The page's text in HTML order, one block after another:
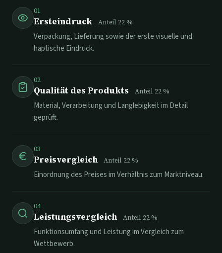
01
Ersteindruck Anteil 22%
Verpackung, Lieferung sowie der erste visuelle und
haptische Eindruck.
02
Qualität des Produkts Anteil 22%
Material, Verarbeitung und Langlebigkeit im Detail
geprüft.
03
Preisvergleich Anteil 22%
Einordnung des Preises im Verhältnis zum Marktniveau.
04
Leistungsvergleich Anteil 22%
Funktionsumfang und Leistung im Vergleich zum
Wettbewerb.